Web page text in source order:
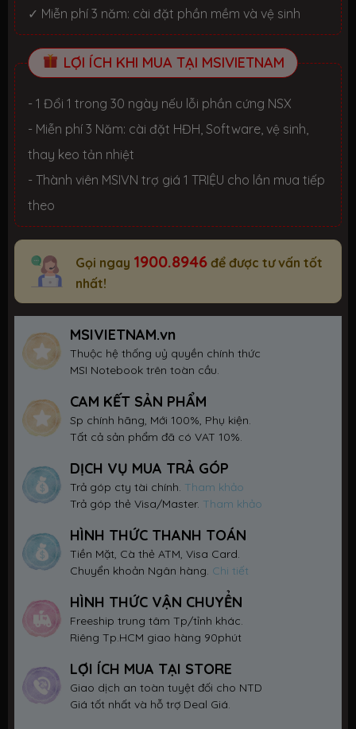
✓ Miễn phí 3 năm: cài đặt phần mềm và vệ sinh
LỢI ÍCH KHI MUA TẠI MSIVIETNAM
- 1 Đổi 1 trong 30 ngày nếu lỗi phần cứng NSX
- Miễn phí 3 Năm: cài đặt HĐH, Software, vệ sinh,
thay keo tản nhiệt
- Thành viên MSIVN trợ giá 1 TRIỆU cho lần mua tiếp
theo
Gọi ngay 1900.8946 để được tư vấn tốt
nhất!
MSIVIETNAM.vn
Thuộc hệ thống uỷ quyền chính thức
MSI Notebook trên toàn cầu.
CAM KẾT SẢN PHẨM
Sp chính hãng, Mới 100%, Phụ kiện.
Tất cả sản phẩm đã có VAT 10%.
DỊCH VỤ MUA TRẢ GÓP
Trả góp cty tài chính. Tham khảo
Trả góp thẻ Visa/Master. Tham khảo
HÌNH THỨC THANH TOÁN
Tiền Mặt, Cà thẻ ATM, Visa Card.
Chuyển khoản Ngân hàng. Chi tiết
HÌNH THỨC VẬN CHUYỂN
Freeship trung tâm Tp/tỉnh khác.
Riêng Tp.HCM giao hàng 90phút
LỢI ÍCH MUA TẠI STORE
Giao dịch an toàn tuyệt đối cho NTD
Giá tốt nhất và hỗ trợ Deal Giá.